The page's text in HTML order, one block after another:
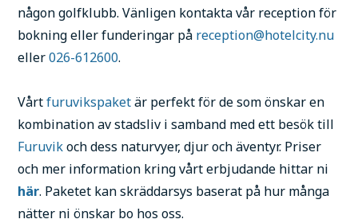
någon golfklubb. Vänligen kontakta vår reception för
bokning eller funderingar på reception@hotelcity.nu
eller026-612600.
Vårtfuruvikspaketär perfekt för de som önskar en
kombination av stadsliv i samband med ett besök till
Furuvikoch dess naturvyer, djur och äventyr. Priser
och mer information kring vårt erbjudande hittar ni
här. Paketet kan skräddarsys baserat på hur många
nätter ni önskar bo hos oss.